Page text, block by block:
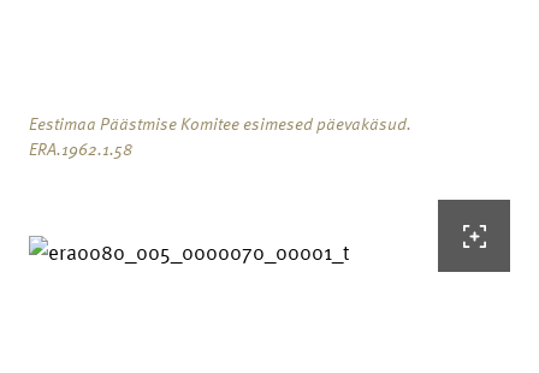
Eestimaa Päästmise Komitee esimesed päevakäsud.
ERA.1962.1.58